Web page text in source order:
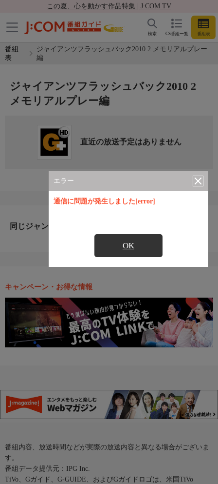
この夏、心を動かす作品特集 | J:COM TV
CS番組一覧 番組表
検索
番組
表
ジャイアンツフラッシュバック2010 2 メモリアルプレー
編
エラー
通信に問題が発生しました[error]
OK
ジャイアンツフラッシュバック2010 2
メモリアルプレー編
直近の放送予定はありません
同じジャンルのおすすめ番組
キャンペーン・お得な情報
番組内容、放送時間などが実際の放送内容と異なる場合がございま
す。
番組データ提供元：IPG Inc.
TiVo、Gガイド、G-GUIDE、およびGガイドロゴは、米国TiVo